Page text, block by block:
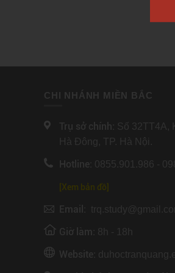
CHI NHÁNH MIỀN BẮC
Trụ sở chính: Số 32TT4A,
Hà Đông, TP. Hà Nội.
Hotline: 0855.901.986 -
[Xem bản đồ]
Email:
Giờ làm: 8h - 18h
Website: